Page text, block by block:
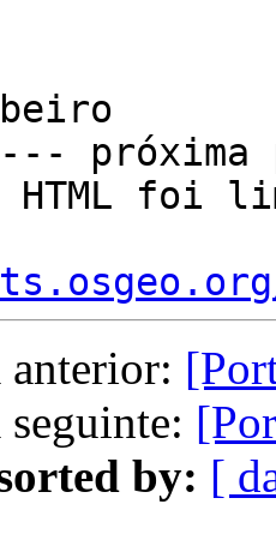
HTML foi
anterior:
by: [